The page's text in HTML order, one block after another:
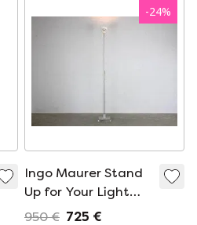
-24%
Ingo Maurer Stand
Up for Your Light
Vloerlamp
950 € 725 €